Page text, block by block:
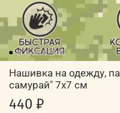
Нашивка на одежду,
самурай" 7х7 см
440 ₽